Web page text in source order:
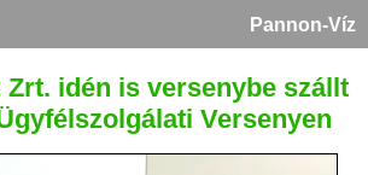
Pannon-Víz
Zrt. idén is versenybe szállt
Versenyen